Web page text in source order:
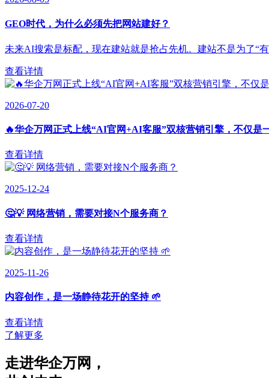
GEO时代，为什么必须先把网站建好？
未来AI搜索是标配，现在建站就是抢占先机。建站不是为了“
查看详情
2026-07-20
🔥华企万网正式上线“AI官网+AI客服”双核营销引擎，不仅是
查看详情
2025-12-24
🤔💡 网络营销，需要对接N个服务商？
查看详情
2025-11-26
内容创作，是一场静待花开的坚持 🌱
查看详情
了解更多
走进华企万网 ，